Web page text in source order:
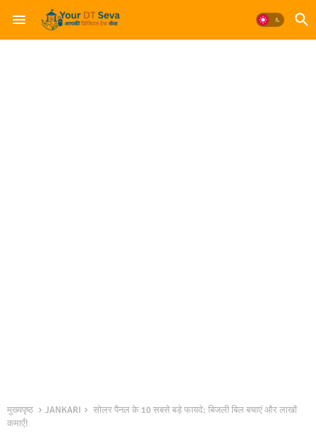
मुख्यपृष्ठ JANKARI
सोलर पैनल के 10 सबसे बड़े फायदे: बिजली बिल बचाएं और लाखों
कमाएँ!